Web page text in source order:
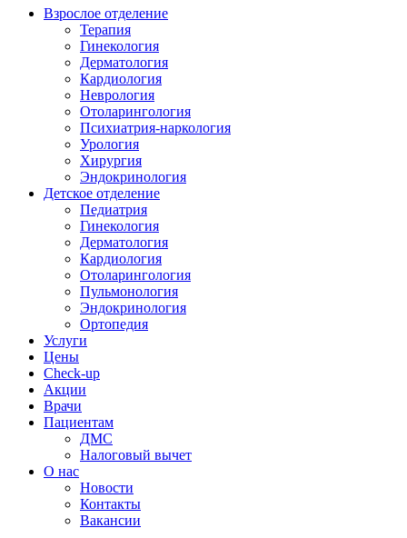
Взрослое отделение
Терапия
Гинекология
Дерматология
Кардиология
Неврология
Отоларингология
Психиатрия-наркология
Урология
Хирургия
Эндокринология
Детское отделение
Педиатрия
Гинекология
Дерматология
Кардиология
Отоларингология
Пульмонология
Эндокринология
Ортопедия
Услуги
Цены
Check-up
Акции
Врачи
Пациентам
ДМС
Налоговый вычет
О нас
Новости
Контакты
Вакансии